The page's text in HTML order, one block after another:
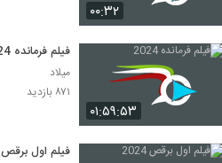
۰۰:۳۲
۰۱:۵۹:۵۳
فیلم فرمانده 2024
میلاد
۸۷۱ بازدید
فیلم اول برقص 2024